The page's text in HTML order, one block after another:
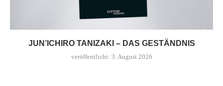
JUN’ICHIRO TANIZAKI – DAS GESTÄNDNIS
veröffentlicht: 3. August 2026